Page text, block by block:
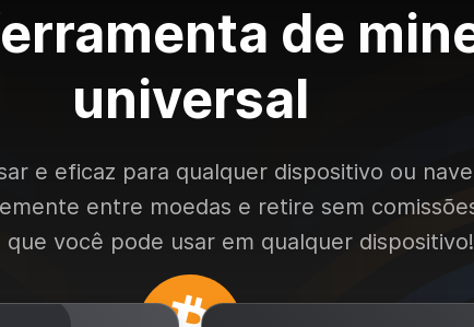
de
universal
e eficaz para qualquer dispositivo ou
entre moedas e retire sem
que você pode usar em qualquer dispositivo!